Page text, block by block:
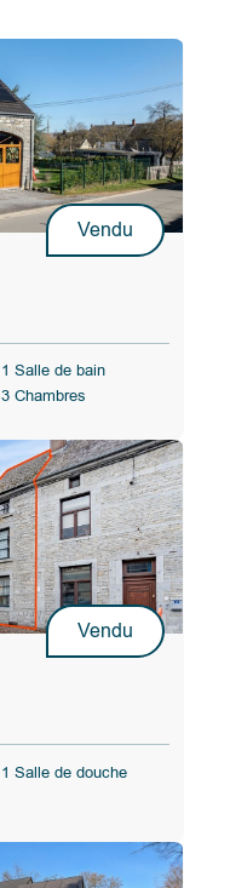
Vendu
1 Salle de bain
3 Chambres
Vendu
1 Salle de douche